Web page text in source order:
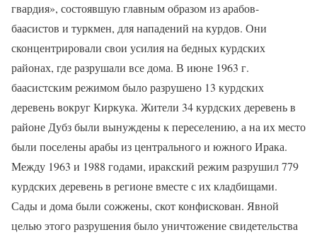
гвардия», состоявшую главным образом из арабов-
баасистов и туркмен, для нападений на курдов. Они
сконцентрировали свои усилия на бедных курдских
районах, где разрушали все дома. В июне 1963 г.
баасистским режимом было разрушено 13 курдских
деревень вокруг Киркука. Жители 34 курдских деревень в
районе Дубз были вынуждены к переселению, а на их место
были поселены арабы из центрального и южного Ирака.
Между 1963 и 1988 годами, иракский режим разрушил 779
курдских деревень в регионе вместе с их кладбищами.
Сады и дома были сожжены, скот конфискован. Явной
целью этого разрушения было уничтожение свидетельства